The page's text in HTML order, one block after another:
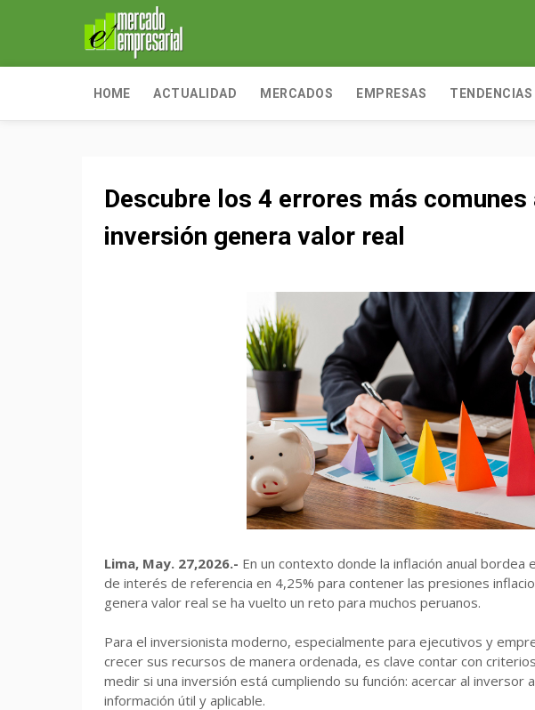
HOME ACTUALIDAD MERCADOS EMPRESAS TENDENCIAS
Descubre los 4 errores más comunes
inversión genera valor real
Lima, May. 27,2026.- En un contexto donde la inflación anual bordea
de interés de referencia en 4,25% para contener las presiones
genera valor real se ha vuelto un reto para muchos peruanos.
Para el inversionista moderno, especialmente para ejecutivos y
crecer sus recursos de manera ordenada, es clave contar con
medir si una inversión está cumpliendo su función: acercar al inversor
información útil y aplicable.